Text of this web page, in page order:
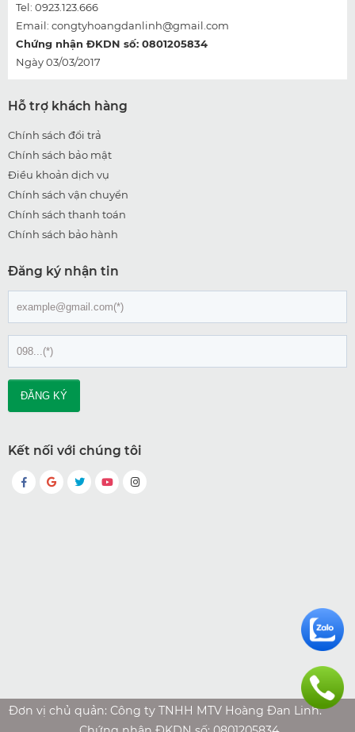
Tel: 0923.123.666
Email: congtyhoangdanlinh@gmail.com
Chứng nhận ĐKDN số: 0801205834
Ngày 03/03/2017
Hỗ trợ khách hàng
Chính sách đổi trả
Chính sách bảo mật
Điều khoản dịch vụ
Chính sách vận chuyển
Chính sách thanh toán
Chính sách bảo hành
Đăng ký nhận tin
Kết nối với chúng tôi
Đơn vị chủ quản: Công ty TNHH MTV Hoàng Đan Linh.